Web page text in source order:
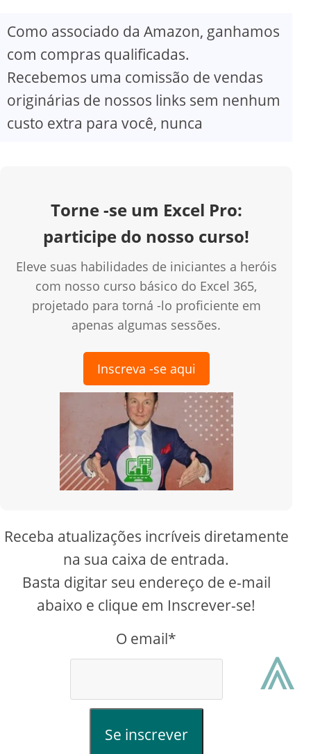
Como associado da Amazon, ganhamos
com compras qualificadas.
Recebemos uma comissão de vendas
originárias de nossos links sem nenhum
custo extra para você, nunca
Torne -se um Excel Pro:
participe do nosso curso!
Eleve suas habilidades de iniciantes a heróis
com nosso curso básico do Excel 365,
projetado para torná -lo proficiente em
apenas algumas sessões.
Inscreva -se aqui
Receba atualizações incríveis diretamente
na sua caixa de entrada.
Basta digitar seu endereço de e-mail
abaixo e clique em Inscrever-se!
O email*
Se inscrever
⩓